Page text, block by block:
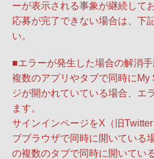
ーが表示される事象が継続して
応募が完了できない場合は、下
い。
■エラーが発生した場合の解消
複数のアプリやタブで同時にMy
ジが開かれていている場合、エ
ます。
サインインページをX（旧
ブブラウザで同時に開いている
の複数のタブで同時に開いてい